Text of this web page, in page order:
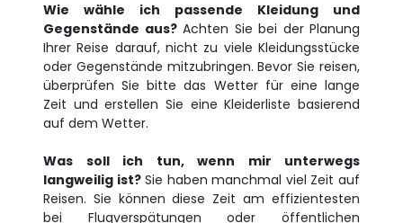
Wie wähle ich passende Kleidung und
Gegenstände aus?Achten Sie bei der Planung
Ihrer Reise darauf, nicht zu viele Kleidungsstücke
oder Gegenstände mitzubringen. Bevor Sie reisen,
überprüfen Sie bitte das Wetter für eine lange
Zeit und erstellen Sie eine Kleiderliste basierend
auf dem Wetter.
Was soll ich tun, wenn mir unterwegs
langweilig ist?Sie haben manchmal viel Zeit auf
Reisen. Sie können diese Zeit am effizientesten
bei Flugverspätungen oder öffentlichen